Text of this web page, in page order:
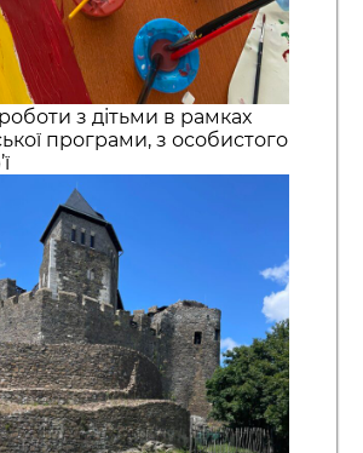
з дітьми в рамках
програми, з особистого